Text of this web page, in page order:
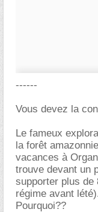
------
Vous devez la
Le fameux
la forêt
vacances à
trouve devant un
supporter plus de
régime avant
Pourquoi??